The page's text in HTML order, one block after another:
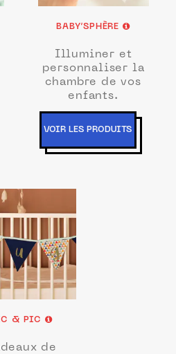
BABY’SPHÈRE
Illuminer et
personnaliser la
chambre de vos
enfants.
VOIR LES PRODUITS
& PIC
de